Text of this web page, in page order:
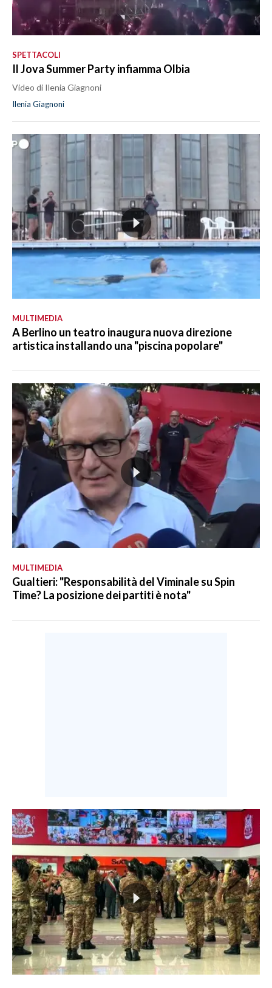
SPETTACOLI
Il Jova Summer Party infiamma Olbia
Video di Ilenia Giagnoni
Ilenia Giagnoni
MULTIMEDIA
A Berlino un teatro inaugura nuova direzione
artistica installando una "piscina popolare"
MULTIMEDIA
Gualtieri: "Responsabilità del Viminale su Spin
Time? La posizione dei partiti è nota"